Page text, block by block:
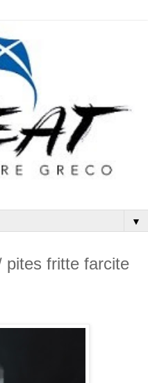
▼
pites fritte farcite